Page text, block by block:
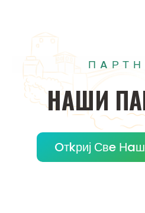
НAШИ
Oтkриј Свe